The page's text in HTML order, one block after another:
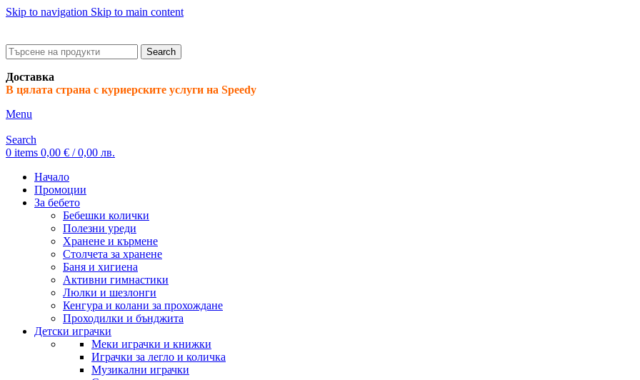
Skip to navigation Skip to main content
Search
Доставка
В цялата страна с куриерските услуги на Speedy
Menu
Search
0 items 0,00 € / 0,00 лв.
Начало
Промоции
За бебето
Бебешки колички
Полезни уреди
Хранене и кърмене
Столчета за хранене
Баня и хигиена
Активни гимнастики
Люлки и шезлонги
Кенгура и колани за прохождане
Проходилки и бънджита
Детски играчки
Меки играчки и книжки
Играчки за легло и количка
Музикални играчки